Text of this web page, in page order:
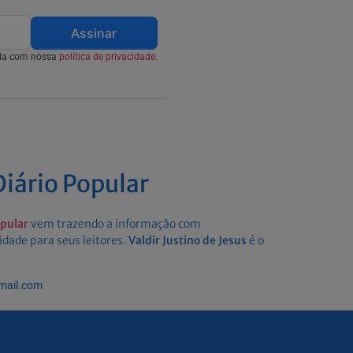
Assinar
com nossa política de privacidade.
Popular
vem trazendo a informação com
para seus leitores. Valdir Justino de Jesus é o